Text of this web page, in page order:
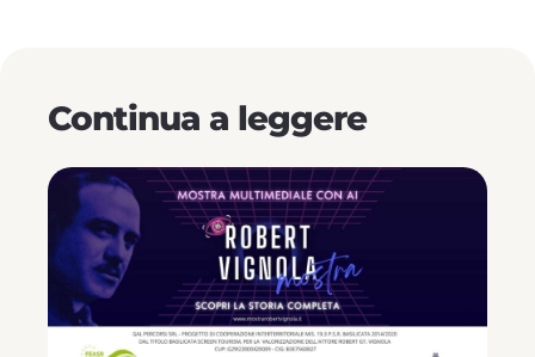
Continua a leggere